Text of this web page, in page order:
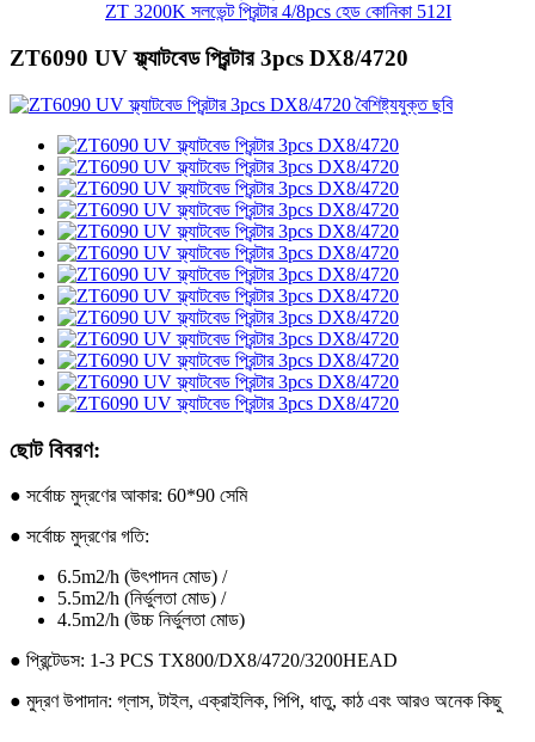
ZT 3200K সলভেন্ট প্রিন্টার 4/8pcs হেড কোনিকা 512I
ZT6090 UV ফ্ল্যাটবেড প্রিন্টার 3pcs DX8/4720
ছোট বিবরণ:
● সর্বোচ্চ মুদ্রণের আকার: 60*90 সেমি
● সর্বোচ্চ মুদ্রণের গতি:
6.5m2/h (উৎপাদন মোড) /
5.5m2/h (নির্ভুলতা মোড) /
4.5m2/h (উচ্চ নির্ভুলতা মোড)
● প্রিন্টেডস: 1-3 PCS TX800/DX8/4720/3200HEAD
● মুদ্রণ উপাদান: গ্লাস, টাইল, এক্রাইলিক, পিপি, ধাতু, কাঠ এবং আরও অনেক কিছু